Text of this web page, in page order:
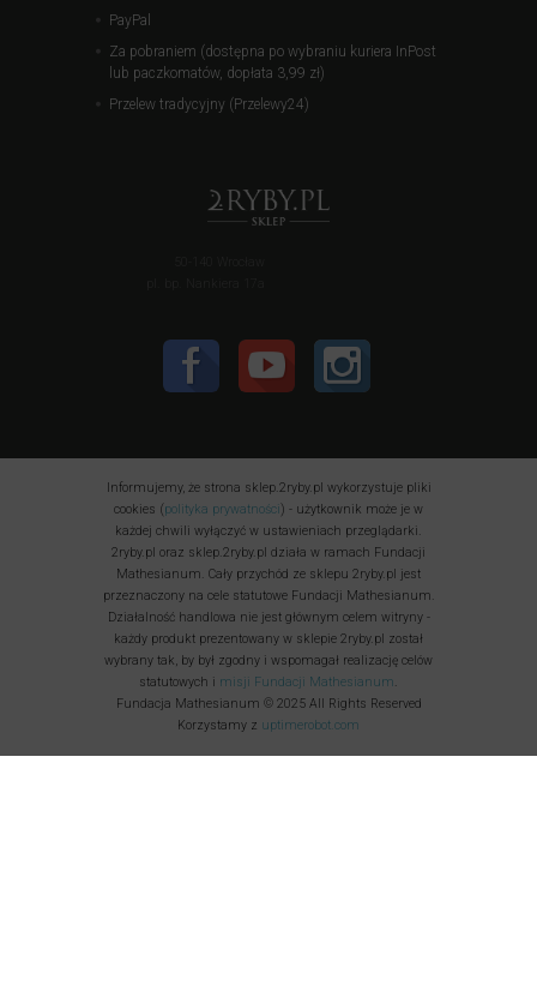
PayPal
Za pobraniem (dostępna po wybraniu kuriera InPost
lub paczkomatów, dopłata 3,99 zł)
Przelew tradycyjny (Przelewy24)
Informujemy, że strona sklep.2ryby.pl wykorzystuje pliki
cookies (polityka prywatności) - użytkownik może je w
każdej chwili wyłączyć w ustawieniach przeglądarki.
2ryby.pl oraz sklep.2ryby.pl działa w ramach Fundacji
Mathesianum. Cały przychód ze sklepu 2ryby.pl jest
przeznaczony na cele statutowe Fundacji Mathesianum.
Działalność handlowa nie jest głównym celem witryny -
każdy produkt prezentowany w sklepie 2ryby.pl został
wybrany tak, by był zgodny i wspomagał realizację celów
statutowych i misji Fundacji Mathesianum.
Fundacja Mathesianum © 2025 All Rights Reserved
Korzystamy z uptimerobot.com